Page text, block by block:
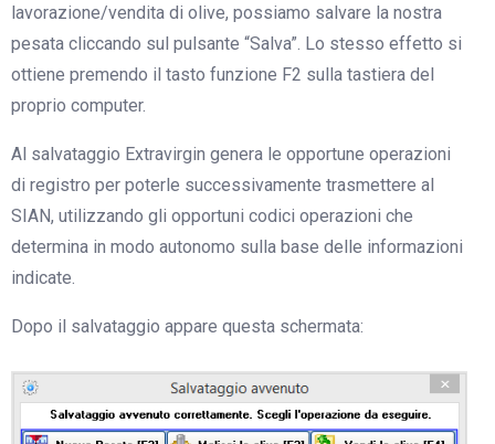
lavorazione/vendita di olive, possiamo salvare la nostra
pesata cliccando sul pulsante “Salva”. Lo stesso effetto si
ottiene premendo il tasto funzione F2 sulla tastiera del
proprio computer.
Al salvataggio Extravirgin genera le opportune operazioni
di registro per poterle successivamente trasmettere al
SIAN, utilizzando gli opportuni codici operazioni che
determina in modo autonomo sulla base delle informazioni
indicate.
Dopo il salvataggio appare questa schermata: